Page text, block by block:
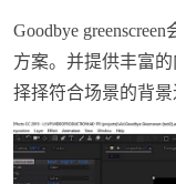
Goodbye
方案。并提供丰富
择择符合场景的背景